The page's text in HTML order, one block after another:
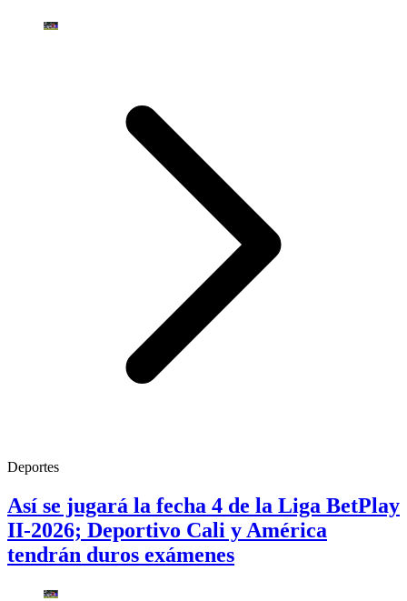
Deportes
Así se jugará la fecha 4 de la Liga BetPlay
II-2026; Deportivo Cali y América
tendrán duros exámenes